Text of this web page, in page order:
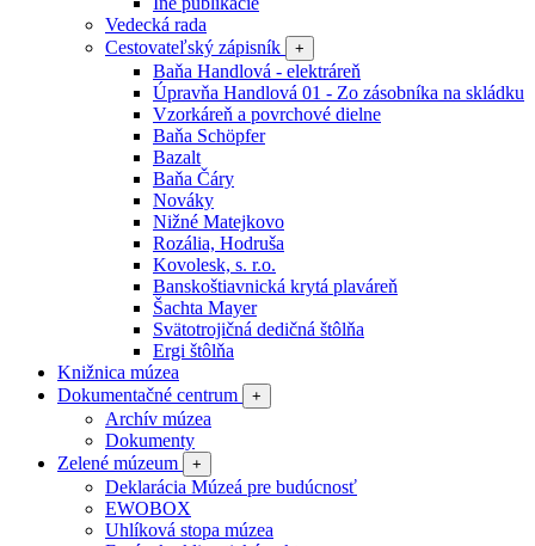
Vedecká rada
Cestovateľský zápisník
+
Baňa Handlová - elektráreň
Úpravňa Handlová 01 - Zo zásobníka na skládku
Vzorkáreň a povrchové dielne
Baňa Schöpfer
Bazalt
Baňa Čáry
Nováky
Nižné Matejkovo
Rozália, Hodruša
Kovolesk, s. r.o.
Banskoštiavnická krytá plaváreň
Šachta Mayer
Svätotrojičná dedičná štôlňa
Ergi štôlňa
Knižnica múzea
Dokumentačné centrum
+
Archív múzea
Dokumenty
Zelené múzeum
+
Deklarácia Múzeá pre budúcnosť
EWOBOX
Uhlíková stopa múzea